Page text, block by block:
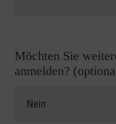
Möchten Sie
anmelden?